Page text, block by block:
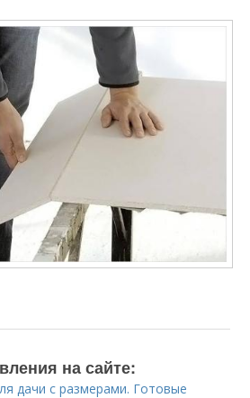
на сайте:
дачи с размерами. Готовые